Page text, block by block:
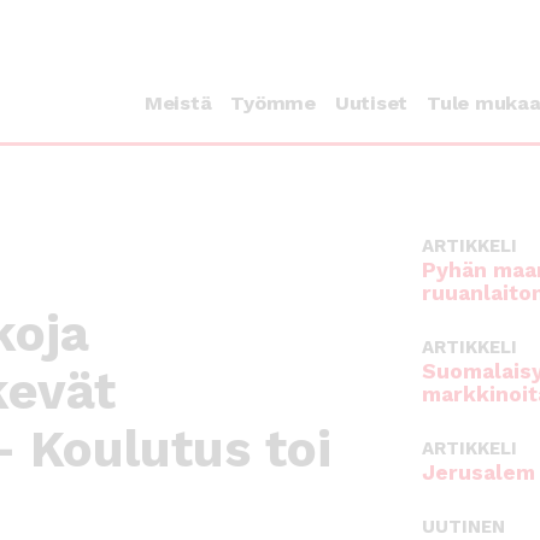
Meistä Työmme Uutiset Tule
Koulutus toi
ARTIKKELI
Pyhän
ARTIKKELI
ARTIKKELI
UUTINEN